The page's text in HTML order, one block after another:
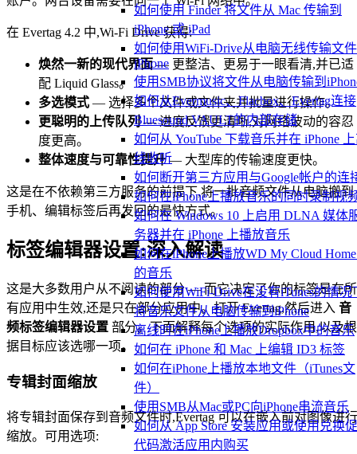
如何使用 Finder 将文件从 Mac 传输到
iPhone 或 iPad
如何使用WiFi-Drive从电脑无线传输文
iPhone
使用SMB协议将文件从电脑传输到
如何从Evermusic、Flacbox、Evertag连接
Bluesound VAULT的内部存储
如何从 YouTube 下载音乐并在 iPhone
线收听
如何断开第三方应用与Google帐户的连
如何在iPhone上播放音乐的同时录制视
如何在 Windows 10 上启用 DLNA 媒体
务器并在 iPhone 上播放音乐
如何在iPhone上播放WD My Cloud
的音乐
如何使用WiFi-Drive在没有iTunes的情况
将音乐文件从电脑传输到iPhone
离线时在iPhone上播放Dropbox中的音乐
如何在 iPhone 和 Mac 上编辑 ID3 标签
如何在iPhone上播放本地文件（iTunes文
件）
使用SMB从Mac或PC向iPhone串流音乐
如何从 App Store 安装应用或使用兑换
代码激活应用内购买
在 Evertag 4.2 中,Wi-Fi Drive 获得:
焕然一新的现代界面— 更整洁、更易于一眼看清,并已适
配 Liquid Glass。
多选模式 — 选择多个文件或文件夹并批量进行操作。
更聪明的上传队列— 进度反馈更清晰,对网络波动的容忍
度更高。
整体速度与可靠性提升— 大型库的传输速度更快。
这是在不依赖第三方服务的前提下,将一批音频文件从电脑搬到
手机、编辑标签后再发回的最快方式。
标签编辑器设置:深入解读
这是大多数用户从不阅读的部分 — 而它决定了你的标签是在所
有应用中生效,还是只在部分应用中。打开 Evertag,然后进入 音
频标签编辑器设置 部分。下面解释每个选项的实际作用,以及根
据目标应该选哪一项。
专辑封面缩放
将专辑封面保存到音频文件时,Evertag 可以在嵌入前对图像进行
缩放。可用选项: